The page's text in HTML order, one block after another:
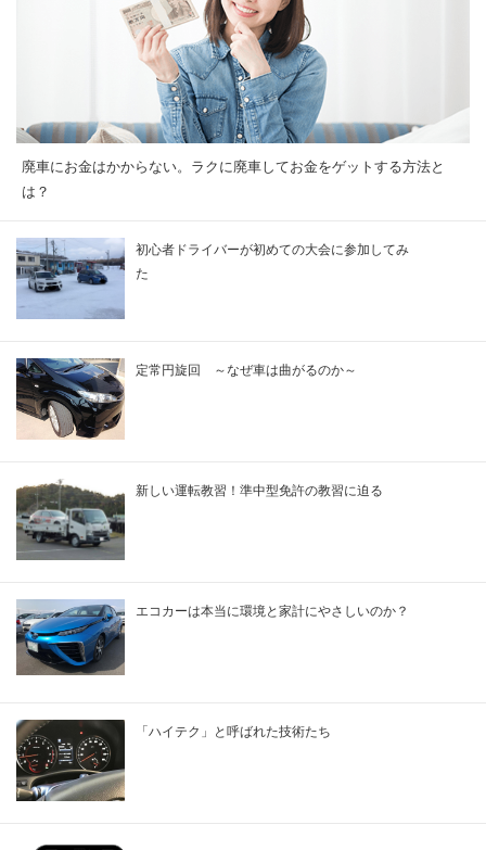
廃車にお金はかからない。ラクに廃車してお金をゲットする方法と
は？
初心者ドライバーが初めての大会に参加してみ
た
定常円旋回 ～なぜ車は曲がるのか～
新しい運転教習！準中型免許の教習に迫る
エコカーは本当に環境と家計にやさしいのか？
「ハイテク」と呼ばれた技術たち